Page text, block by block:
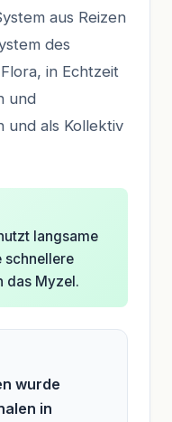
aus Reizen
des
in Echtzeit
und
und als Kollektiv
langsame
schnellere
das Myzel.
wurde
in